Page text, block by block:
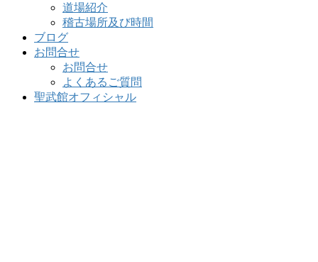
道場紹介
稽古場所及び時間
ブログ
お問合せ
お問合せ
よくあるご質問
聖武館オフィシャル